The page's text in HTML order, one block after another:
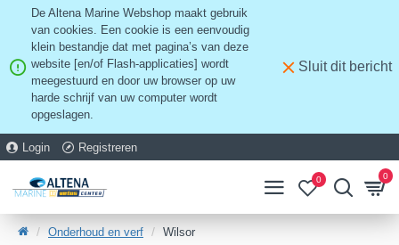
De Altena Marine Webshop maakt gebruik
van cookies. Een cookie is een eenvoudig
klein bestandje dat met pagina’s van deze
website [en/of Flash-applicaties] wordt
meegestuurd en door uw browser op uw
harde schrijf van uw computer wordt
opgeslagen.
Sluit dit bericht
Login Registreren
0 0
Onderhoud en verf Wilsor